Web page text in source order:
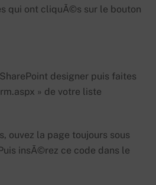
qui ont cliquÃ©s sur le bouton
designer puis faites
» de votre liste
ouvez la page toujours sous
insÃ©rez ce code dans le